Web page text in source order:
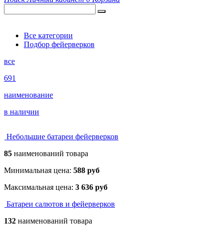
Все категории
Подбор фейерверков
все
691
наименование
в наличии
Небольшие батареи фейерверков
85 наименований товара
Минимальная цена: 588 руб
Максимальная цена: 3 636 руб
Батареи салютов и фейерверков
132 наименований товара